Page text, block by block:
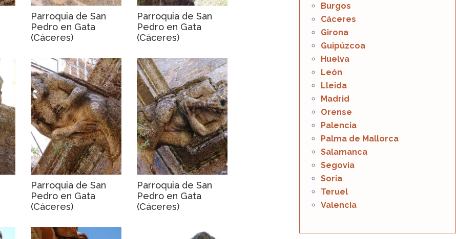
Parroquia de San
Pedro en Gata
(Cáceres)
Parroquia de San
Pedro en Gata
(Cáceres)
Parroquia de San
Pedro en Gata
(Cáceres)
Parroquia de San
Pedro en Gata
(Cáceres)
Burgos
Cáceres
Girona
Guipúzcoa
Huelva
León
Lleida
Madrid
Orense
Palencia
Palma de Mallorca
Salamanca
Segovia
Soria
Teruel
Valencia